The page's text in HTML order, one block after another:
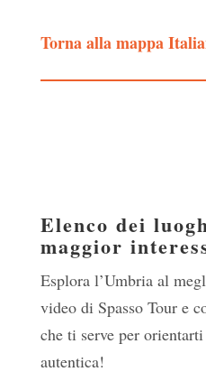
Torna alla mappa
Elenco dei
maggior
Esplora l’Umbria al
video di Spasso Tour e
che ti serve per
autentica!